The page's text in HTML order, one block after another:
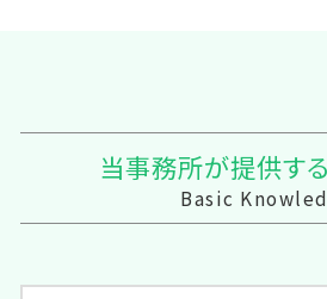
当事務所が提供す
Basic